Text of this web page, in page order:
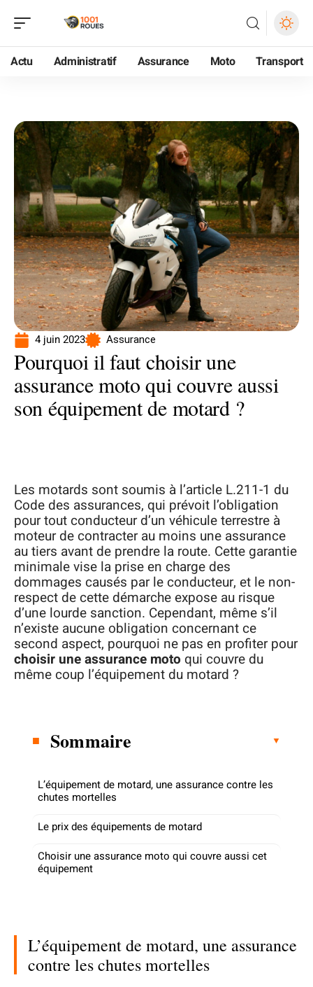
Actu Administratif Assurance Moto Transport
4 juin 2023 Assurance
Pourquoi il faut choisir une
assurance moto qui couvre aussi
son équipement de motard ?
Les motards sont soumis à l’article L.211-1 du
Code des assurances, qui prévoit l’obligation
pour tout conducteur d’un véhicule terrestre à
moteur de contracter au moins une assurance
au tiers avant de prendre la route. Cette garantie
minimale vise la prise en charge des
dommages causés par le conducteur, et le non-
respect de cette démarche expose au risque
d’une lourde sanction. Cependant, même s’il
n’existe aucune obligation concernant ce
second aspect, pourquoi ne pas en profiter pour
choisir une assurance moto qui couvre du
même coup l’équipement du motard ?
Sommaire
L’équipement de motard, une assurance contre les
chutes mortelles
Le prix des équipements de motard
Choisir une assurance moto qui couvre aussi cet
équipement
L’équipement de motard, une assurance
contre les chutes mortelles